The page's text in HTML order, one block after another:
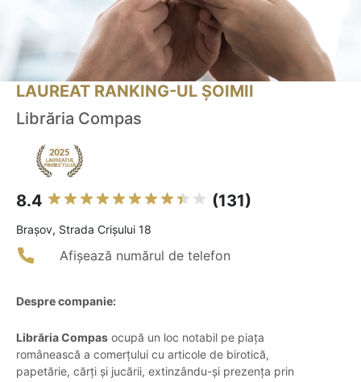
LAUREAT RANKING-UL ȘOIMII
Librăria Compas
8.4 (131)
Braşov, Strada Crișului 18
Afișează numărul de telefon
Despre companie:
Librăria Compas ocupă un loc notabil pe piața
românească a comerțului cu articole de birotică,
papetărie, cărți și jucării, extinzându-și prezența prin